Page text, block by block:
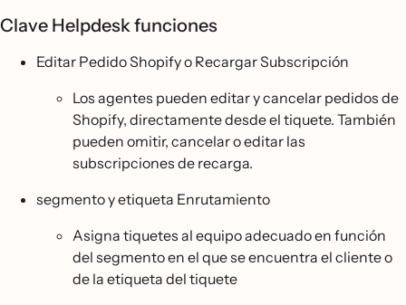
Clave Helpdesk funciones
Editar Pedido Shopify o Recargar Subscripción
Los agentes pueden editar y cancelar pedidos de
Shopify, directamente desde el tiquete. También
pueden omitir, cancelar o editar las
subscripciones de recarga.
segmento y etiqueta Enrutamiento
Asigna tiquetes al equipo adecuado en función
del segmento en el que se encuentra el cliente o
de la etiqueta del tiquete